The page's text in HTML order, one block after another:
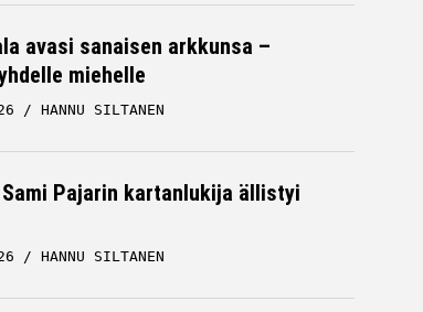
avasi sanaisen arkkunsa –
miehelle
HANNU SILTANEN
Pajarin kartanlukija ällistyi
HANNU SILTANEN